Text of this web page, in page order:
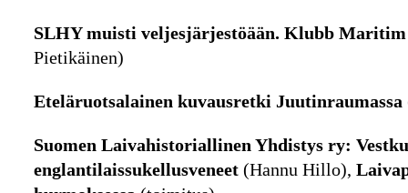
SLHY muisti veljesjärjestöään. Klubb Maritim
Pietikäinen)
Eteläruotsalainen kuvausretki Juutinraumassa
Suomen Laivahistoriallinen Yhdistys ry:
englantilaissukellusveneet (Hannu Hillo),